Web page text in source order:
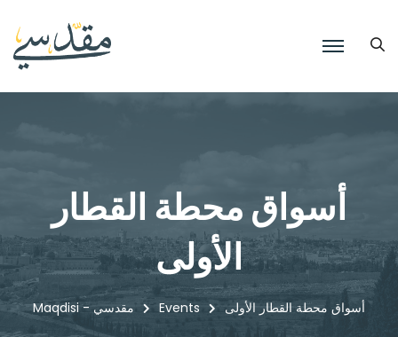
أسواق محطة القطار
الأولى
Maqdisi - مقدسي Events أسواق محطة القطار الأولى